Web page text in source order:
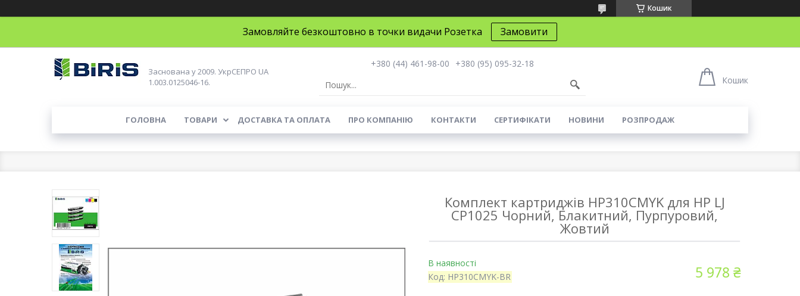
Кошик
Замовляйте безкоштовно в точки видачи Розетка Замовити
Заснована у 2009. УкрСЕПРО UA
1.003.0125046-16.
+380 (44) 461-98-00
+380 (95) 095-32-18
Кошик
ГОЛОВНА ТОВАРИ ДОСТАВКА ТА ОПЛАТА ПРО КОМПАНІЮ КОНТАКТИ СЕРТИФІКАТИ НОВИНИ РОЗПРОДАЖ
Комплект картриджів HP310CMYK для HP LJ
CP1025 Чорний, Блакитний, Пурпуровий,
Жовтий
В наявності
Код: HP310CMYK-BR 5 978 ₴